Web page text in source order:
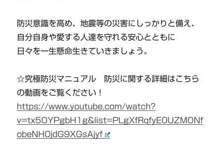
防災意識を高め、地震等の災害にしっかりと備え、
自分自身や愛する人達を守れる安心とともに
日々を一生懸命生きていきましょう。
☆究極防災マニュアル 防災に関する詳細はこちら
の動画をご覧ください！
https://www.youtube.com/watch?
v=tx5OYPgbH1g&list=PLgXfRqfyE0UZMONf
obeNH0jdG9XGsAjyf